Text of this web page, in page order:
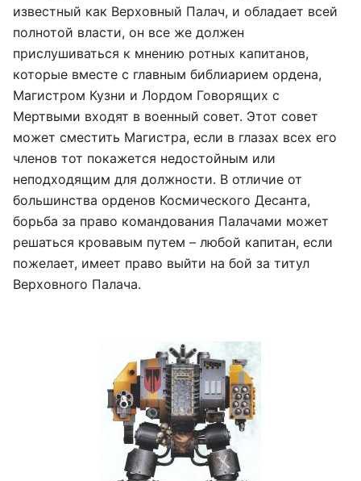
известный как Верховный Палач, и обладает всей
полнотой власти, он все же должен
прислушиваться к мнению ротных капитанов,
которые вместе с главным библиарием ордена,
Магистром Кузни и Лордом Говорящих с
Мертвыми входят в военный совет. Этот совет
может сместить Магистра, если в глазах всех его
членов тот покажется недостойным или
неподходящим для должности. В отличие от
большинства орденов Космического Десанта,
борьба за право командования Палачами может
решаться кровавым путем – любой капитан, если
пожелает, имеет право выйти на бой за титул
Верховного Палача.